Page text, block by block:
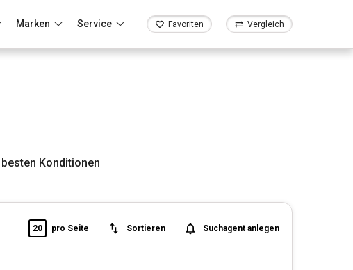
Marken Service Favoriten Vergleich
Konditionen
20 pro Seite Sortieren Suchagent anlegen